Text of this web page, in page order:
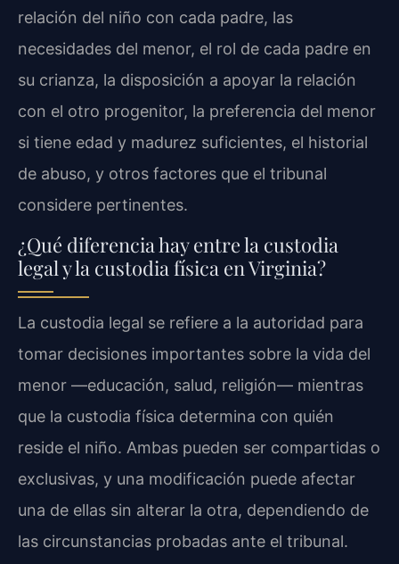
relación del niño con cada padre, las
necesidades del menor, el rol de cada padre en
su crianza, la disposición a apoyar la relación
con el otro progenitor, la preferencia del menor
si tiene edad y madurez suficientes, el historial
de abuso, y otros factores que el tribunal
considere pertinentes.
¿Qué diferencia hay entre la custodia
legal y la custodia física en Virginia?
La custodia legal se refiere a la autoridad para
tomar decisiones importantes sobre la vida del
menor —educación, salud, religión— mientras
que la custodia física determina con quién
reside el niño. Ambas pueden ser compartidas o
exclusivas, y una modificación puede afectar
una de ellas sin alterar la otra, dependiendo de
las circunstancias probadas ante el tribunal.